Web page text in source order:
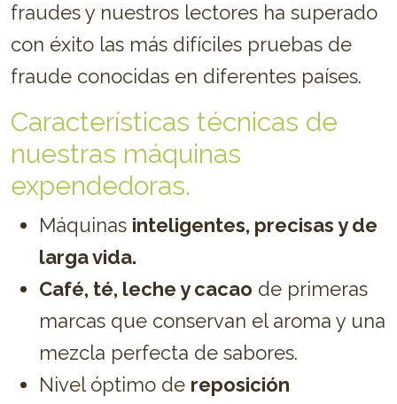
fraudes y nuestros lectores ha superado
con éxito las más difíciles pruebas de
fraude conocidas en diferentes países.
Características técnicas de
nuestras máquinas
expendedoras.
Máquinas inteligentes, precisas y de
larga vida.
Café, té, leche y cacao de primeras
marcas que conservan el aroma y una
mezcla perfecta de sabores.
Nivel óptimo de reposición